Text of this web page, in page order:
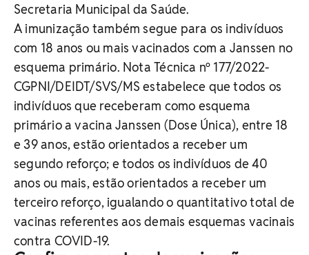
Secretaria Municipal da Saúde.
A imunização também segue para os indivíduos
com 18 anos ou mais vacinados com a Janssen no
esquema primário. Nota Técnica nº 177/2022-
CGPNI/DEIDT/SVS/MS estabelece que todos os
indivíduos que receberam como esquema
primário a vacina Janssen (Dose Única), entre 18
e 39 anos, estão orientados a receber um
segundo reforço; e todos os indivíduos de 40
anos ou mais, estão orientados a receber um
terceiro reforço, igualando o quantitativo total de
vacinas referentes aos demais esquemas vacinais
contra COVID-19.